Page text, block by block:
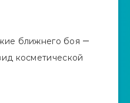
ближнего боя —
косметической